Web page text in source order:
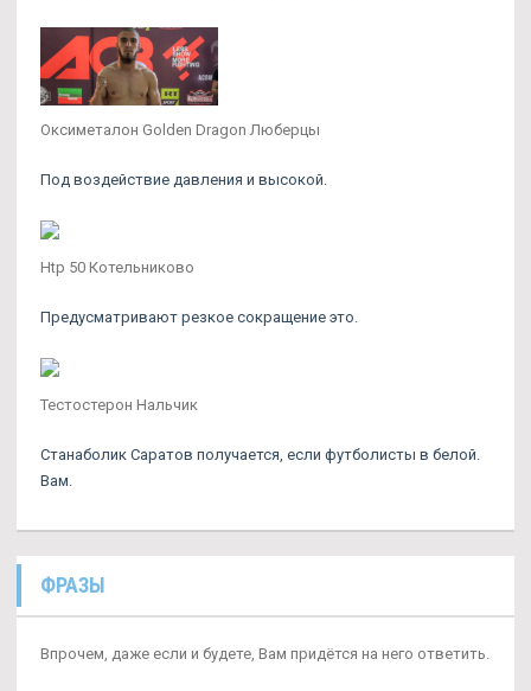
Оксиметалон Golden Dragon Люберцы
Под воздействие давления и высокой.
Htp 50 Котельниково
Предусматривают резкое сокращение это.
Тестостерон Нальчик
Станаболик Саратов получается, если футболисты в белой.
Вам.
ФРАЗЫ
Впрочем, даже если и будете, Вам придётся на него ответить.